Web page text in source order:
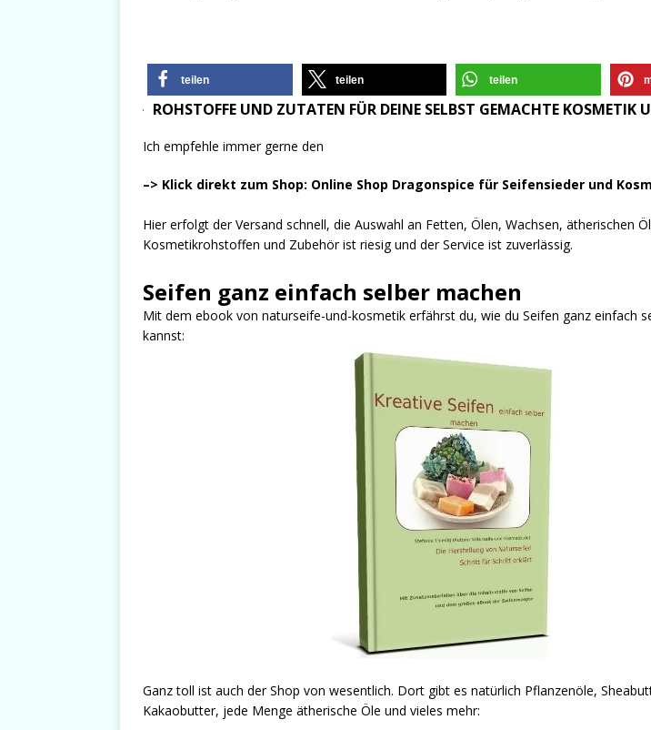
teilen teilen teilen
ROHSTOFFE UND ZUTATEN FÜR DEINE SELBST GEMACHTE KOSMETIK
Ich empfehle immer gerne den
–> Klick direkt zum Shop: Online Shop Dragonspice für Seifensieder und
Hier erfolgt der Versand schnell, die Auswahl an Fetten, Ölen, Wachsen, ätherischen
Kosmetikrohstoffen und Zubehör ist riesig und der Service ist zuverlässig.
Seifen ganz einfach selber machen
Mit dem ebook von naturseife-und-kosmetik erfährst du, wie du Seifen ganz einfach
kannst:
Ganz toll ist auch der Shop von wesentlich. Dort gibt es natürlich Pflanzenöle,
Kakaobutter, jede Menge ätherische Öle und vieles mehr: